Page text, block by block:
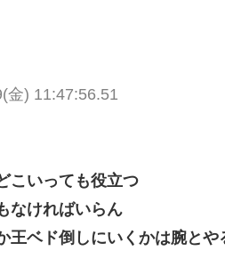
金) 11:47:56.51
こいっても役立つ
なければいらん
王ベド倒しにいくかは腕とや